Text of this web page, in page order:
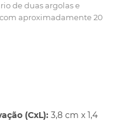
de duas argolas e
aproximadamente 20
(CxL): 3,8 cm x 1,4